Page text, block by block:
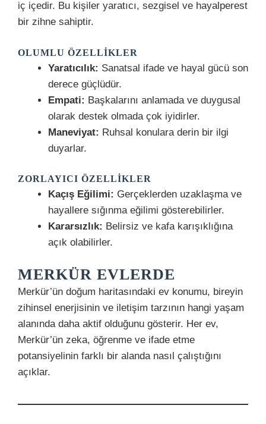
iç içedir. Bu kişiler yaratıcı, sezgisel ve hayalperest
bir zihne sahiptir.
OLUMLU ÖZELLIKLER
Yaratıcılık: Sanatsal ifade ve hayal gücü son
derece güçlüdür.
Empati: Başkalarını anlamada ve duygusal
olarak destek olmada çok iyidirler.
Maneviyat: Ruhsal konulara derin bir ilgi
duyarlar.
ZORLAYICI ÖZELLIKLER
Kaçış Eğilimi: Gerçeklerden uzaklaşma ve
hayallere sığınma eğilimi gösterebilirler.
Kararsızlık: Belirsiz ve kafa karışıklığına
açık olabilirler.
MERKÜR EVLERDE
Merkür’ün doğum haritasındaki ev konumu, bireyin
zihinsel enerjisinin ve iletişim tarzının hangi yaşam
alanında daha aktif olduğunu gösterir. Her ev,
Merkür’ün zeka, öğrenme ve ifade etme
potansiyelinin farklı bir alanda nasıl çalıştığını
açıklar.